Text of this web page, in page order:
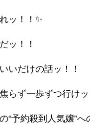
ッ！！✨
ッ！！
いだけの話ッ！！
らず一歩ずつ行けッ
“予約殺到人気嬢”へ